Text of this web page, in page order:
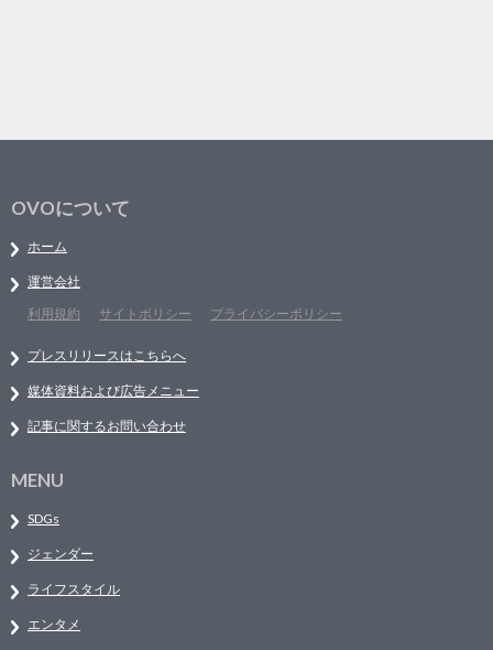
OVOについて
ホーム
運営会社
利用規約
サイトポリシー プライバシーポリシー
プレスリリースはこちらへ
媒体資料および広告メニュー
記事に関するお問い合わせ
MENU
SDGs
ジェンダー
ライフスタイル
エンタメ